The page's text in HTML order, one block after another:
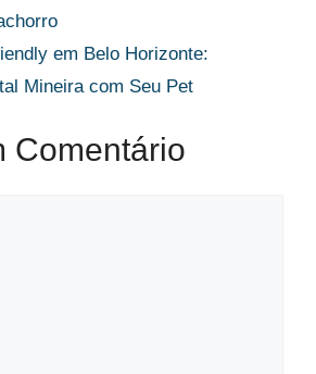
em Belo Horizonte:
Mineira com Seu Pet
Comentário